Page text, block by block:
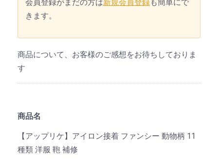
会員登録がまだの方は新規会員登録も簡単にで
きます。
商品について、お客様のご感想をお待ちしておりま
す
商品名
【アップリケ】アイロン接着 ファンシー 動物柄 11
種類 洋服 鞄 補修